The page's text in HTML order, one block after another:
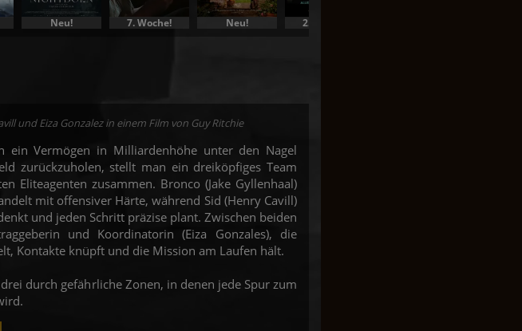
Neu! 7. Woche! Neu! 2. Woche!
und Eiza Gonzalez in einem Film von Guy Ritchie
ein Vermögen in Milliardenhöhe unter den Nagel
zurückzuholen, stellt man ein dreiköpfiges Team
Eliteagenten zusammen. Bronco (Jake Gyllenhaal)
mit offensiver Härte, während Sid (Henry Cavill)
und jeden Schritt präzise plant. Zwischen beiden
und Koordinatorin (Eiza Gonzales), die
Kontakte knüpft und die Mission am Laufen hält.
durch gefährliche Zonen, in denen jede Spur zum